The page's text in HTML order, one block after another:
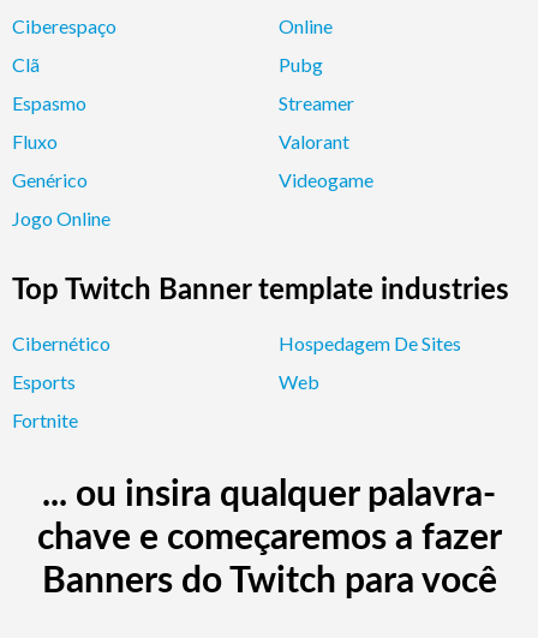
Ciberespaço
Clã
Espasmo
Fluxo
Genérico
Jogo Online
Online
Pubg
Streamer
Valorant
Videogame
Top Twitch Banner template industries
Cibernético
Esports
Fortnite
Hospedagem De Sites
Web
... ou insira qualquer palavra-
chave e começaremos a fazer
Banners do Twitch para você